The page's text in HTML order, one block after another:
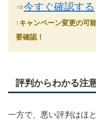
⇒今すぐ確認する
↑キャンペーン変更の可
要確認！
評判からわかる注
一方で、悪い評判はほ